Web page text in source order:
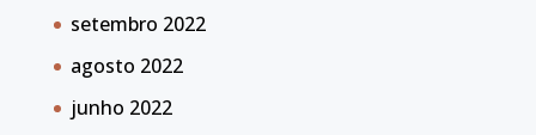
setembro 2022
agosto 2022
junho 2022